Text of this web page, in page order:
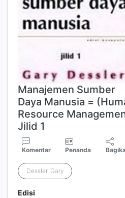
Manajemen Sumber
Daya Manusia =
Resource
Jilid 1
Komentar Penanda
Dessler, Gary
Edisi